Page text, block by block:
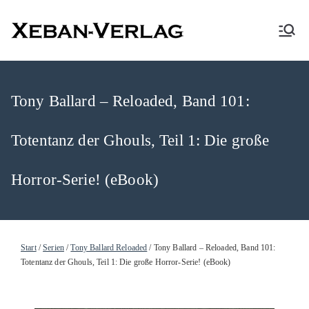
XEBAN-Verlag
Tony Ballard – Reloaded, Band 101:
Totentanz der Ghouls, Teil 1: Die große
Horror-Serie! (eBook)
Start/Serien/Tony Ballard Reloaded / Tony Ballard – Reloaded, Band 101:
Totentanz der Ghouls, Teil 1: Die große Horror-Serie! (eBook)